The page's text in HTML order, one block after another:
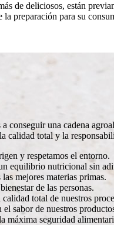
de deliciosos, están
la preparación para su
conseguir una cadena
calidad total y la
y respetamos el entorno.
equilibrio nutricional sin
mejores materias primas.
de las personas.
total de nuestros
el sabor de nuestros
máxima seguridad